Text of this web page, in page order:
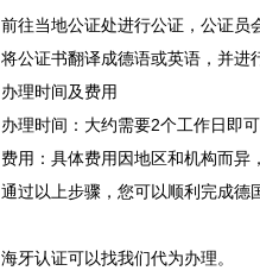
前往当地公证处进行公证，公证员
将公证书翻译成德语或英语，并进
办理时间及费用
办理时间‌：大约需要2个工作日即可
费用‌：具体费用因地区和机构而异
通过以上步骤，您可以顺利完成德
海牙认证可以找我们代为办理。